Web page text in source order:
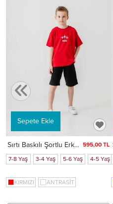
Sepete Ekle
Sırtı Baskılı Şortlu Erkek Çocuk Takım 050 595,00 TL
7-8 Yaş
3-4 Yaş 5-6 Yaş 4-5 Yaş
KIRMIZI ANTRASİT